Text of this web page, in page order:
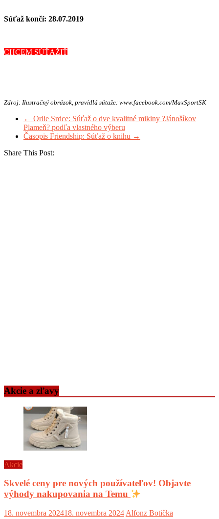
Súťaž končí: 28.07.2019
CHCEM SÚŤAŽIŤ
Zdroj: Ilustračný obrázok, pravidlá sútaže: www.facebook.com/MaxSportSK
← Orlie Srdce: Súťaž o dve kvalitné mikiny ?Jánošíkov
Plameň? podľa vlastného výberu
Časopis Friendship: Súťaž o knihu →
Share This Post:
Akcie a zľavy
Akcie
Skvelé ceny pre nových používateľov! Objavte
výhody nakupovania na Temu
18. novembra 202418. novembra 2024 Alfonz Botička